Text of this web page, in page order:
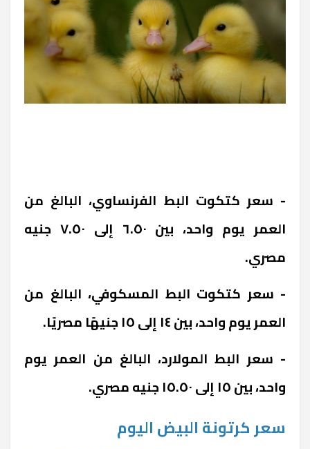
- سعر كتكوت البط الفرنساوي، البالغ من
العمر يوم واحد، بين ٦.٥٠ إلى ٧.٥٠ جنيه
مصري.
- سعر كتكوت البط المسكوفي، البالغ من
العمر يوم واحد، بين ١٤ إلى ١٥ جنيهًا مصريًا.
- سعر البط المولارد، البالغ من العمر يوم
واحد، بين ١٥ إلى ١٥.٥٠ جنيه مصري.
سعر كرتونة البيض اليوم